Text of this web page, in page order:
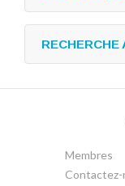
RECHERCHE
Membres
Contactez-